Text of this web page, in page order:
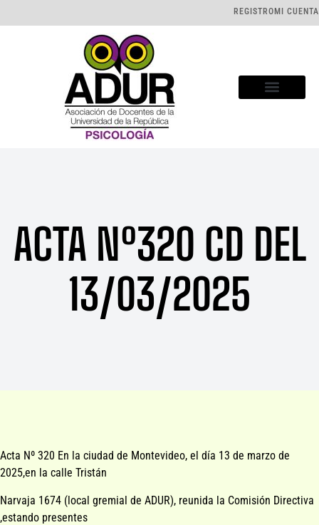
REGISTRO MI CUENTA
ACTA Nº320 CD DEL
13/03/2025
Acta Nº 320 En la ciudad de Montevideo, el día 13 de marzo de
2025,en la calle Tristán
Narvaja 1674 (local gremial de ADUR), reunida la Comisión Directiva
,estando presentes